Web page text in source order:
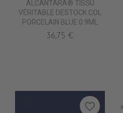
ALCANTARA® TISSU
VÉRITABLE DESTOCK COL
PORCELAIN BLUE 0.9ML
36,75 €
favorite_border